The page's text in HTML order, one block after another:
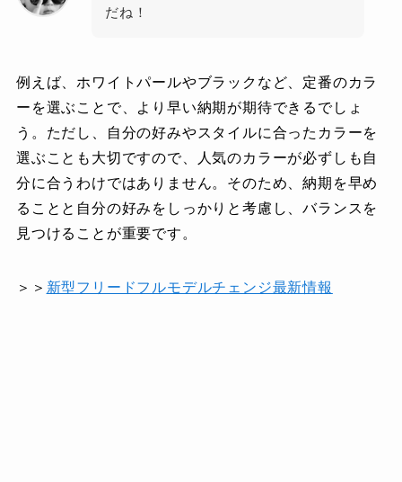
だね！
例えば、ホワイトパールやブラックなど、定番のカラ
ーを選ぶことで、より早い納期が期待できるでしょ
う。ただし、自分の好みやスタイルに合ったカラーを
選ぶことも大切ですので、人気のカラーが必ずしも自
分に合うわけではありません。そのため、納期を早め
ることと自分の好みをしっかりと考慮し、バランスを
見つけることが重要です。
＞＞ 新型フリードフルモデルチェンジ最新情報